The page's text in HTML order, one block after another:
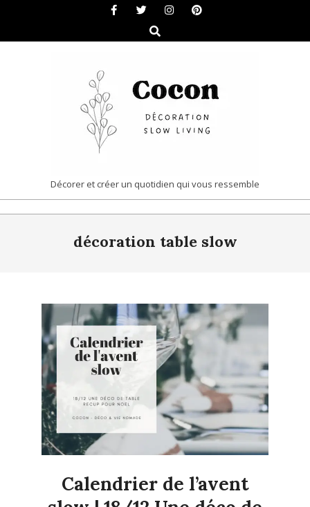
content
Search
COCON
|
DÉCORATION
LIVING
Décorer et créer un quotidien qui vous ressemble
décoration table slow
Calendrier de l’avent